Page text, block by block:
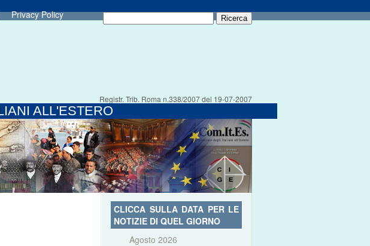
Privacy Policy
Registr. Trib. Roma n.338/2007 del 19-07-2007
ALL'ESTERO
CLICCA SULLA DATA PER LE
NOTIZIE DI QUEL GIORNO
Agosto 2026